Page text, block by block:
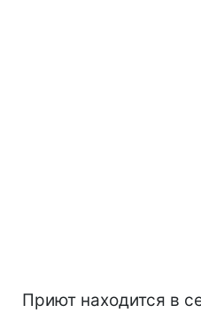
Приют находится в